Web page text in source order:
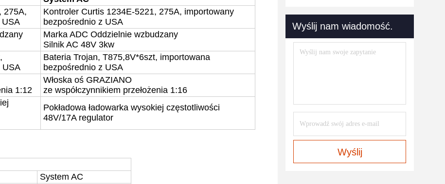
, 275A,
USA
Kontroler Curtis 1234E-5221, 275A, importowany
bezpośrednio z USA
Marka ADC Oddzielnie wzbudzany
Silnik AC 48V 3kw
USA
Bateria Trojan, T875,8V*6szt, importowana
bezpośrednio z USA
1:12
Włoska oś GRAZIANO
ze współczynnikiem przełożenia 1:16
Pokładowa ładowarka wysokiej częstotliwości
48V/17Aregulator
System AC
Wyślij nam wiadomość.
Wyślij